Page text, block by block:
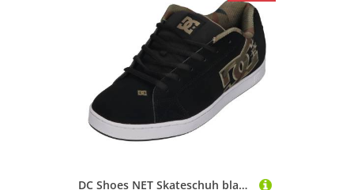
DC Shoes NET Skateschuh black green black